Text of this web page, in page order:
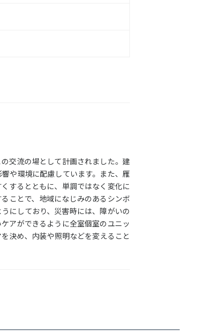
交流の場として計画されました。建
や環境に配慮しています。また、雁
するとともに、単調ではなく変化に
ことで、地域になじみのあるシンボ
にしており、災害時には、障がいの
アができるように全室個室のユニッ
決め、内装や照明などを変えること